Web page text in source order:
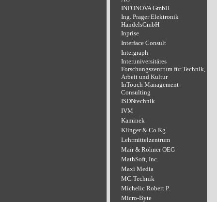
INFONOVA GmbH
Ing. Prager Elektronik
HandelsGmbH
Inprise
Interface Consult
Intergraph
Interuniversitäres
Forschungszentrum für Technik,
Arbeit und Kultur
InTouch Management-
Consulting
ISDNtechnik
IVM
Kaminek
Klinger & Co Kg.
Lehrmittelzentrum
Mair & Rohner OEG
MathSoft, Inc.
Maxi Media
MC-Technik
Michelic Robert P.
Micro-Byte